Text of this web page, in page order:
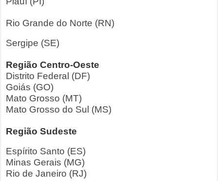
Rio Grande do Norte (RN)
Sergipe (SE)
Região Centro-Oeste
Distrito Federal (DF)
Goiás (GO)
Mato Grosso (MT)
Mato Grosso do Sul (MS)
Região Sudeste
Espírito Santo (ES)
Minas Gerais (MG)
Rio de Janeiro (RJ)